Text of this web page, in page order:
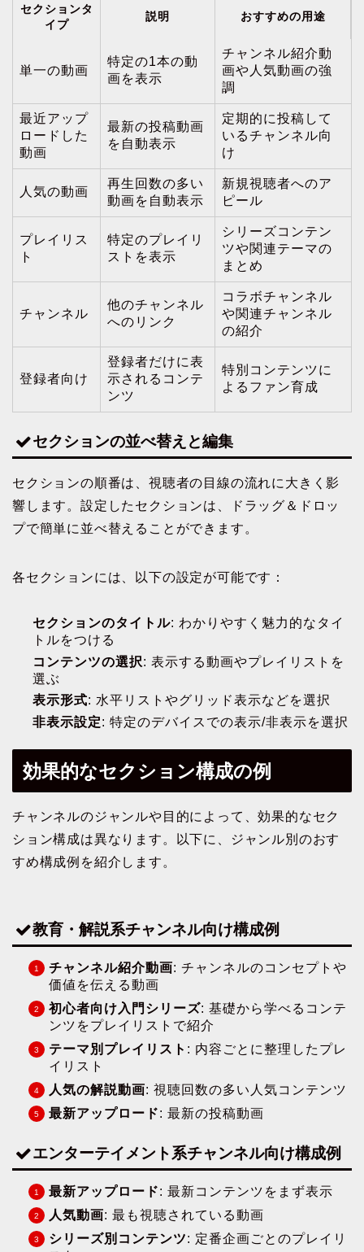
セクションタ
イプ
説明 おすすめの用途
単一の動画
特定の1本の動
画を表示
チャンネル紹介動
画や人気動画の強
調
最近アップ
ロードした
動画
最新の投稿動画
を自動表示
定期的に投稿して
いるチャンネル向
け
人気の動画
再生回数の多い
動画を自動表示
新規視聴者へのア
ピール
プレイリス
ト
特定のプレイリ
ストを表示
シリーズコンテン
ツや関連テーマの
まとめ
チャンネル
他のチャンネル
へのリンク
コラボチャンネル
や関連チャンネル
の紹介
登録者向け
登録者だけに表
示されるコンテ
ンツ
特別コンテンツに
よるファン育成
セクションの並べ替えと編集
セクションの順番は、視聴者の目線の流れに大きく影
響します。設定したセクションは、ドラッグ＆ドロッ
プで簡単に並べ替えることができます。
各セクションには、以下の設定が可能です：
セクションのタイトル: わかりやすく魅力的なタイ
トルをつける
コンテンツの選択: 表示する動画やプレイリストを
選ぶ
表示形式: 水平リストやグリッド表示などを選択
非表示設定: 特定のデバイスでの表示/非表示を選択
効果的なセクション構成の例
チャンネルのジャンルや目的によって、効果的なセク
ション構成は異なります。以下に、ジャンル別のおす
すめ構成例を紹介します。
教育・解説系チャンネル向け構成例
チャンネル紹介動画: チャンネルのコンセプトや
価値を伝える動画
初心者向け入門シリーズ: 基礎から学べるコンテ
ンツをプレイリストで紹介
テーマ別プレイリスト : 内容ごとに整理したプレ
イリスト
人気の解説動画: 視聴回数の多い人気コンテンツ
最新アップロード: 最新の投稿動画
エンターテイメント系チャンネル向け構成例
最新アップロード: 最新コンテンツをまず表示
人気動画: 最も視聴されている動画
シリーズ別コンテンツ: 定番企画ごとのプレイリ